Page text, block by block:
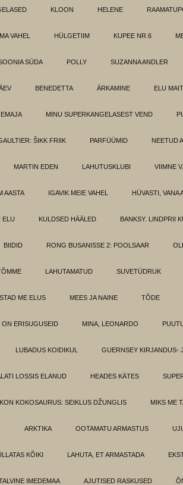
KLOON HELENE
VAHEL HÜLGETIIM KUPEE NR.6
SÜDA POLLY SUZANNA ANDLER
BENEDETTA ÄRKAMINE ELU
MINU SUPERKANGELASEST VEND
ŠIKK FRIIK PARFÜÜMID NEETUD
MARTIN EDEN LAHUTUSKLUBI VIIMNE
AASTA IGAVIK MEIE VAHEL HÜVASTI, VANA
ELU KULDSED HÄÄLED BANKSY. LINDPRII
BIIDID RONG BUSANISSE 2: POOLSAAR
LAHUTAMATUD SUVETÜDRUK
ME ELUS MEES JA NAINE TÕDE
ERISUGUSEID MINA, LEONARDO
LUBADUS KOIDIKUL GUERNSEY KIRJANDUS-
LOSSIS ELANUD HEADES KÄTES
KOKOSAURUS: SEIKLUS DŽUNGLIS MIKS ME
ARKTIKA OOTAMATU ARMASTUS
KÕIKI LAHUTA, ET ARMASTADA
IMEDEMAA AJUTISED RASKUSED